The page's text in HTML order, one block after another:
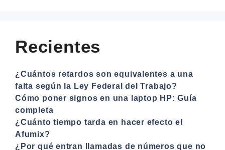
Recientes
¿Cuántos retardos son equivalentes a una
falta según la Ley Federal del Trabajo?
Cómo poner signos en una laptop HP: Guía
completa
¿Cuánto tiempo tarda en hacer efecto el
Afumix?
¿Por qué entran llamadas de números que no